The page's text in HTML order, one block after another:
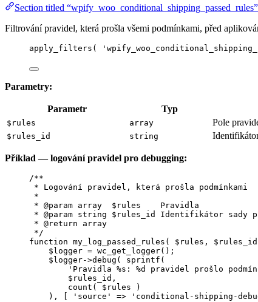
Section titled “wpify_woo_conditional_shipping_passed_rules”
Filtrování pravidel, která prošla všemi podmínkami, před
apply_filters ( '
Parametry:
Parametr Typ
$rules array Pole
$rules_id string
Příklad — logování pravidel pro debugging:
/**
* Logování pravidel, která prošla podmínkami
*
* @param array
  $rules    Pravidla
* @param string $rules_id Identifikátor sady
* @return
array
*/
function my_log_passed_rules ( $rules , $rules_id
$logger = wc_get_logger();
$logger->debug ( sprintf (
' Pravidla %s: %d pravidel prošlo
$ rules_id ,
count ( $ rules
)
), [
' source ' => ' conditional-shipping-